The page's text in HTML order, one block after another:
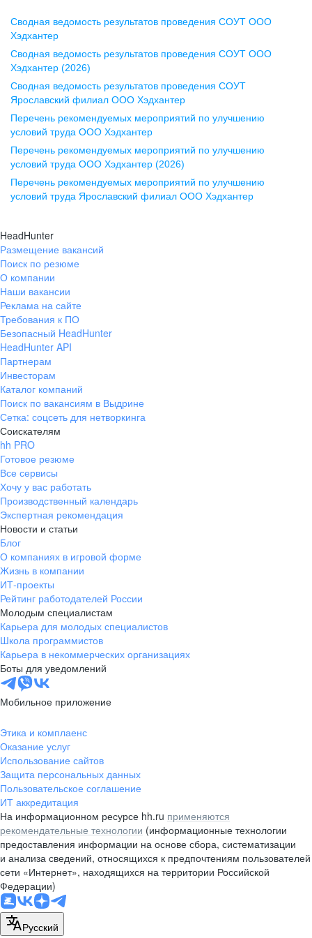
Воронеж
ул. Комиссаржевской, д. 10,
офис 1212
+7 473 280-05-05
pr@vrn.hh.ru
ул. Спартаковская, д. 2А, этаж 3,
помещение 15
+7 843 212-12-50
Екатеринбург
ул. Боевых Дружин, стр. 20,
+7 343 226-79-99
pr@ural.hh.ru
ул. Янковского, д. 169, 7 этаж,
706 каб.
+7 861 205-55-57
pr@krd.hh.ru
Владивосток
пер. Ланинский д. 4, офис 3.4
+7 423 202-33-28
pr@dv.hh.ru
Новосибирск
ул. Большевистская, д. 35,
помещение 21
+7 383 207-94-64
pr@nsk.hh.ru
Минск
пр-т Дзержинского, д. 57,
10 этаж, помещение 45-1
pr@rabota.by
Алматы
пр. Абая, д. 151, БЦ Алатау,
12 этаж, офис 1209
+7 727 232-13-13
pr@headhunter.com.kz
Сводная ведомость результатов проведения СОУТ ООО
Хэдхантер
Сводная ведомость результатов проведения СОУТ ООО
Хэдхантер (2026)
Сводная ведомость результатов проведения СОУТ
Ярославский филиал ООО Хэдхантер
Перечень рекомендуемых мероприятий по улучшению
условий труда ООО Хэдхантер
Перечень рекомендуемых мероприятий по улучшению
условий труда ООО Хэдхантер (2026)
Перечень рекомендуемых мероприятий по улучшению
условий труда Ярославский филиал ООО Хэдхантер
HeadHunter
Размещение вакансий
Поиск по резюме
О компании
Наши вакансии
Реклама на сайте
Требования к ПО
Безопасный HeadHunter
HeadHunter API
Партнерам
Инвесторам
Каталог компаний
Поиск по вакансиям в Выдрине
Сетка: соцсеть для нетворкинга
Соискателям
hh PRO
Готовое резюме
Все сервисы
Хочу у вас работать
Производственный календарь
Экспертная рекомендация
Новости и статьи
Блог
О компаниях в игровой форме
Жизнь в компании
ИТ-проекты
Рейтинг работодателей России
Молодым специалистам
Карьера для молодых специалистов
Школа программистов
Карьера в некоммерческих организациях
Боты для уведомлений
Мобильное приложение
Этика и комплаенс
Оказание услуг
Использование сайтов
Защита персональных данных
Пользовательское соглашение
ИТ аккредитация
На информационном ресурсе hh.ru применяются
рекомендательные технологии (информационные технологии
предоставления информации на основе сбора, систематизации
и анализа сведений, относящихся к предпочтениям пользователей
сети «Интернет», находящихся на территории Российской
Федерации)
Русский